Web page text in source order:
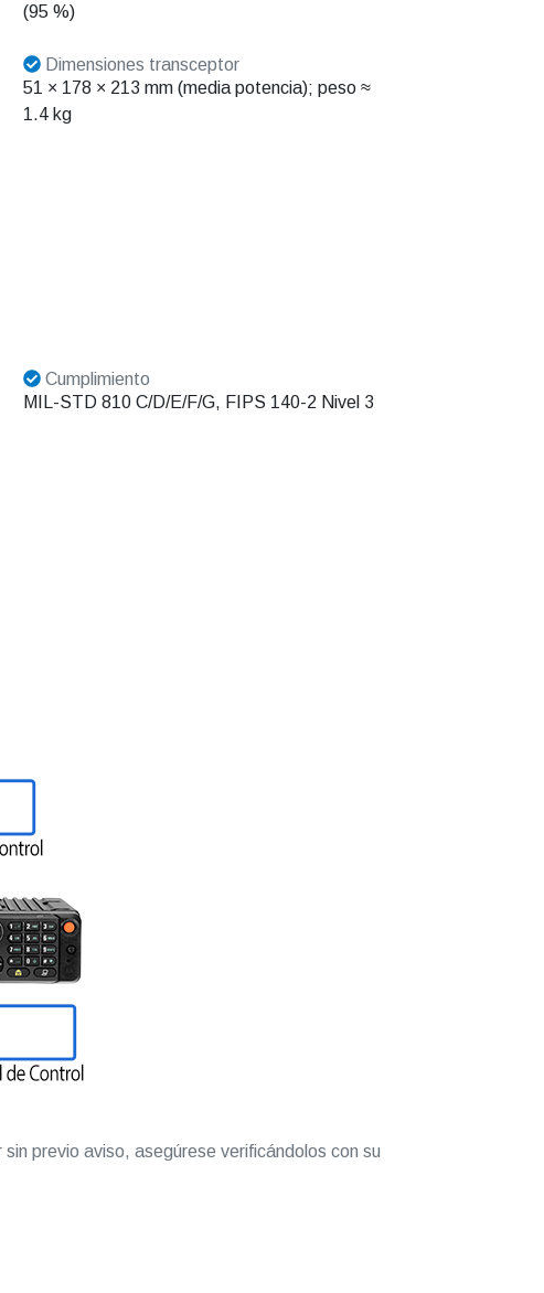
(95 %)
Dimensiones transceptor
51 × 178 × 213 mm (media potencia); peso ≈
1.4 kg
Cumplimiento
MIL-STD 810 C/D/E/F/G, FIPS 140-2 Nivel 3
previo aviso, asegúrese verificándolos con su